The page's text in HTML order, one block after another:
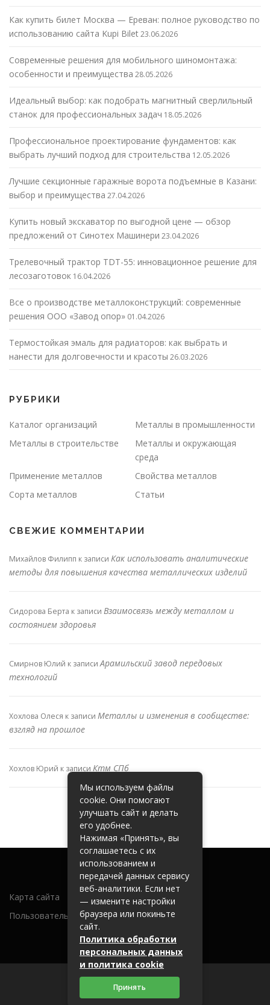
Как купить билет Москва — Ереван: полное руководство по
использованию сайта Kupi Bilet23.06.2026
Современные решения для мобильного шиномонтажа:
особенности и преимущества 28.05.2026
Идеальный выбор: как подобрать магнитный сверлильный
станок для профессиональных задач 18.05.2026
Профессиональное проектирование фундаментов: как
выбрать лучший подход для строительства 12.05.2026
Лучшие секционные гаражные ворота подъемные в Казани:
выбор и преимущества 27.04.2026
Купить новый экскаватор по выгодной цене — обзор
предложений от Синотех Машинери 23.04.2026
Трелевочный трактор TDT-55: инновационное решение для
лесозаготовок 16.04.2026
Все о производстве металлоконструкций: современные
решения ООО «Завод опор» 01.04.2026
Термостойкая эмаль для радиаторов: как выбрать и
нанести для долговечности и красоты 26.03.2026
РУБРИКИ
Каталог организаций
Металлы в промышленности
Металлы в строительстве
Металлы и окружающая
среда
Применение металлов
Свойства металлов
Сорта металлов
Статьи
СВЕЖИЕ КОММЕНТАРИИ
Михайлов Филипп к записи Как использовать аналитические
методы для повышения качества металлических изделий
Сидорова Берта к записи Взаимосвязь между металлом и
состоянием здоровья
Смирнов Юлий к записиАрамильский завод передовых
технологий
Хохлова Олеся к записи Металлы и изменения в сообществе:
взгляд на прошлое
Хохлов Юрий к записи Ктм СПб
Карта сайта
Пользовательское соглашение
2026 (c) metallobaza31.ru
Мы используем файлы
cookie. Они помогают
улучшать сайт и делать
его удобнее.
Нажимая «Принять», вы
соглашаетесь с их
использованием и
передачей данных сервису
веб-аналитики. Если нет
— измените настройки
браузера или покиньте
сайт.
Политика обработки
персональных данных
и политика cookie
Принять